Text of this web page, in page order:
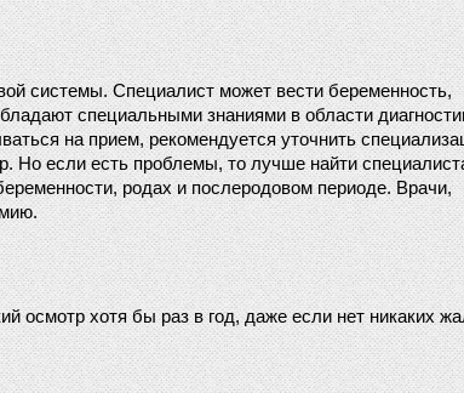
системы. Специалист может вести беременность,
специальными знаниями в области
на прием, рекомендуется уточнить
Но если есть проблемы, то лучше найти
родах и послеродовом периоде. Врачи,
осмотр хотя бы раз в год, даже если нет никаких